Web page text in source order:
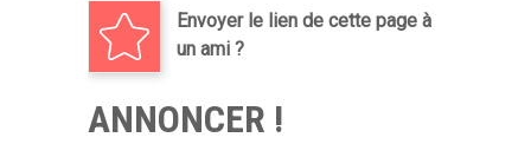
Envoyer le lien de cette page à
un ami ?
ANNONCER !